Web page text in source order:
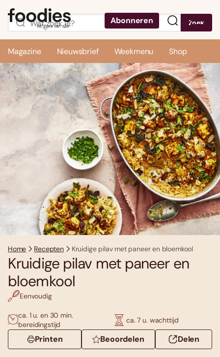
Abonneren Zoek
Magazine Nieuwsbrief Weekmenu Shop
Home Recepten Kruidige pilav met paneer en bloemkool
Kruidige pilav met paneer en
bloemkool
Eenvoudig
ca. 1 u. en 30 min.
bereidingstijd
ca. 7 u. wachttijd
Printen Beoordelen Delen